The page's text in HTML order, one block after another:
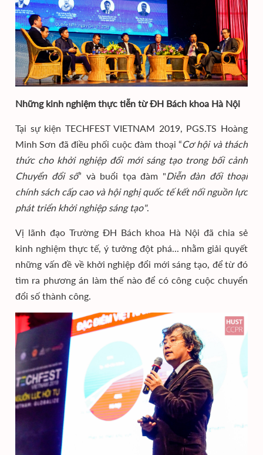
Những kinh nghiệm thực tiễn từ ĐH Bách khoa Hà Nội
Tại sự kiện TECHFEST VIETNAM 2019, PGS.TS Hoàng
Minh Sơn đã điều phối cuộc đàm thoại “Cơ hội và thách
thức cho khởi nghiệp đổi mới sáng tạo trong bối cảnh
Chuyển đổi số” và buổi tọa đàm "Diễn đàn đối thoại
chính sách cấp cao và hội nghị quốc tế kết nối nguồn lực
phát triển khởi nghiệp sáng tạo".
Vị lãnh đạo Trường ĐH Bách khoa Hà Nội đã chia sẻ
kinh nghiệm thực tế, ý tưởng đột phá... nhằm giải quyết
những vấn đề về khởi nghiệp đổi mới sáng tạo, để từ đó
tìm ra phương án làm thế nào để có công cuộc chuyển
đổi số thành công.